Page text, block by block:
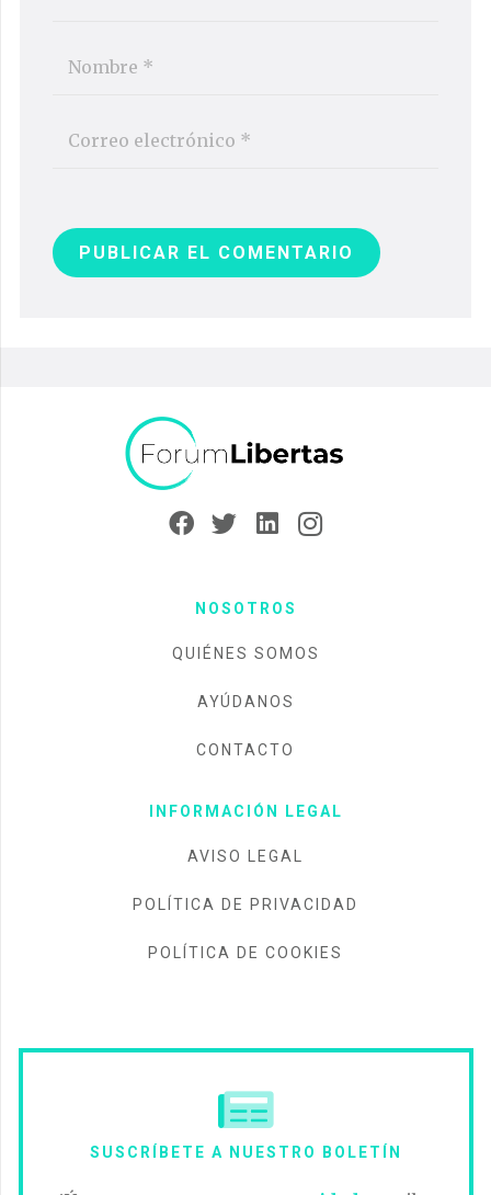
PUBLICAR EL COMENTARIO
NOSOTROS
QUIÉNES SOMOS
AYÚDANOS
CONTACTO
INFORMACIÓN LEGAL
AVISO LEGAL
POLÍTICA DE PRIVACIDAD
POLÍTICA DE COOKIES
SUSCRÍBETE A NUESTRO BOLETÍN